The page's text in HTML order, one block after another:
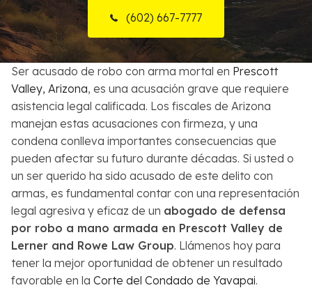
Sobre Nosotros
Contactos
English
Buscar
(602) 667-7777
Ser acusado de robo con arma mortal en Prescott
Valley, Arizona, es una acusación grave que requiere
asistencia legal calificada. Los fiscales de Arizona
manejan estas acusaciones con firmeza, y una
condena conlleva importantes consecuencias que
pueden afectar su futuro durante décadas. Si usted o
un ser querido ha sido acusado de este delito con
armas, es fundamental contar con una representación
legal agresiva y eficaz de un abogado de defensa
por robo a mano armada en Prescott Valley de
Lerner and Rowe Law Group. Llámenos hoy para
tener la mejor oportunidad de obtener un resultado
favorable en la Corte del Condado de Yavapai.